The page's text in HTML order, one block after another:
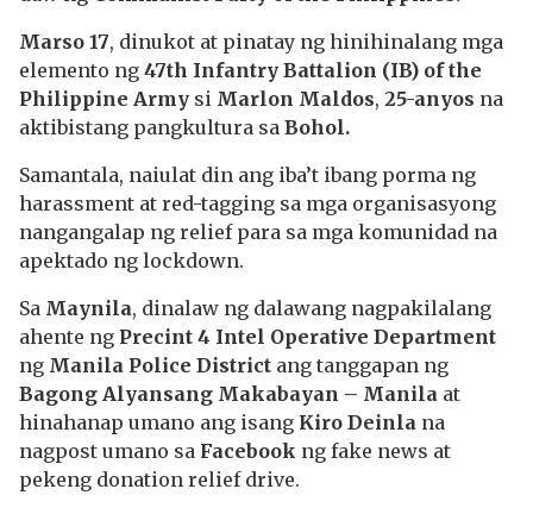
Marso 17, dinukot at pinatay ng hinihinalang mga
elemento ng 47th Infantry Battalion (IB) of the
Philippine Army si Marlon Maldos, 25-anyos na
aktibistang pangkultura sa Bohol.
Samantala, naiulat din ang iba’t ibang porma ng
harassment at red-tagging sa mga organisasyong
nangangalap ng relief para sa mga komunidad na
apektado ng lockdown.
Sa Maynila, dinalaw ng dalawang nagpakilalang
ahente ng Precint 4 Intel Operative Department
ng Manila Police District ang tanggapan ng
Bagong Alyansang Makabayan – Manila at
hinahanap umano ang isang Kiro Deinla na
nagpost umano sa Facebook ng fake news at
pekeng donation relief drive.